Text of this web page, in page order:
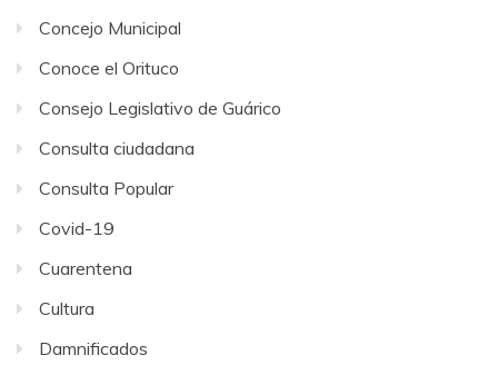
Concejo Municipal
Conoce el Orituco
Consejo Legislativo de Guárico
Consulta ciudadana
Consulta Popular
Covid-19
Cuarentena
Cultura
Damnificados